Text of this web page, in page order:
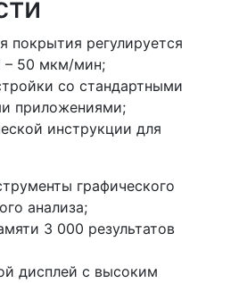
покрытия регулируется
– 50 мкм/мин;
со стандартными
приложениями;
инструкции для
графического
анализа;
3 000 результатов
дисплей с высоким